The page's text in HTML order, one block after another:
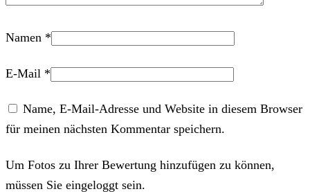
Namen *
E-Mail *
Name, E-Mail-Adresse und Website in diesem Browser
für meinen nächsten Kommentar speichern.
Um Fotos zu Ihrer Bewertung hinzufügen zu können,
müssen Sie eingeloggt sein.